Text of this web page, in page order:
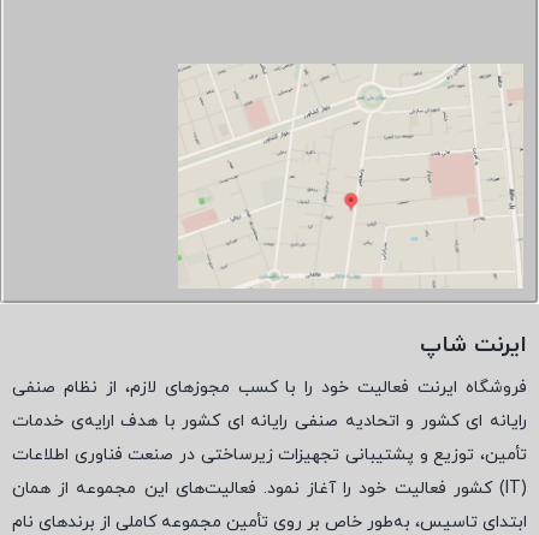
ایرنت شاپ
فروشگاه ایرنت فعالیت خود را با کسب مجوزهای لازم، از نظام صنفی
رایانه ای کشور و اتحادیه صنفی رایانه ای کشور با هدف ارایه‌ی خدمات
تأمین، توزیع و پشتیبانی تجهیزات زیرساختی در صنعت فناوری اطلاعات
(
IT) کشور فعالیت خود را آغاز نمود. فعالیت‌های این مجموعه از همان
ابتدای تاسیس، به‌طور خاص بر روی تأمین مجموعه کاملی از برندهای نام